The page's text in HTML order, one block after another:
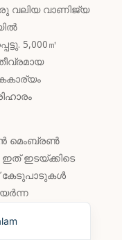
വലിയ വാണിജ്യ
5,000㎡
മെംബ്രൺ
ഇടയ്ക്കിടെ
കേടുപാടുകൾ
(United States)
(South Africa)